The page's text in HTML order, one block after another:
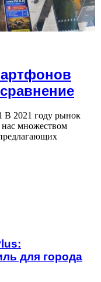
В 2021 году рынок
множеством
для города